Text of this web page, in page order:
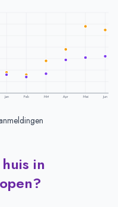
Jan Feb Mrt Apr Mei Jun
- Bloemendaal
Aanmeldingen
in